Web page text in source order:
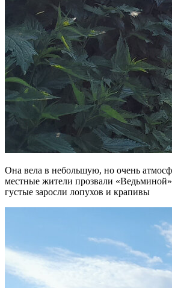
Она вела в небольшую, но очень
местные жители прозвали
густые заросли лопухов и крапивы